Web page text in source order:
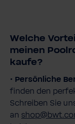
Welche
meinen
kaufe?
• Persönliche
finden den
Schreiben Sie
an